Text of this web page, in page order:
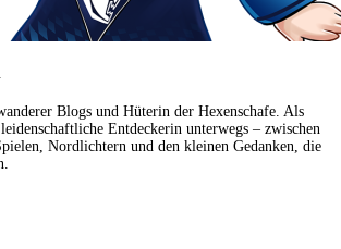
Blogs und Hüterin der Hexenschafe. Als
Entdeckerin unterwegs – zwischen
Nordlichtern und den kleinen Gedanken, die